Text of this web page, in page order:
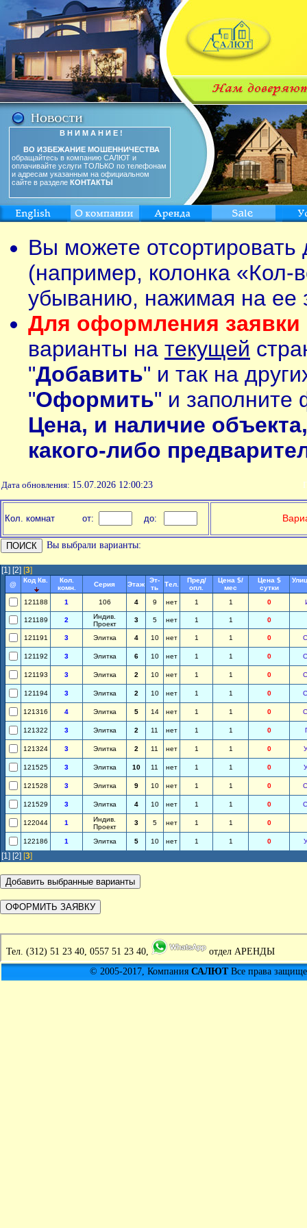
В Н И М А Н И Е !
ВО ИЗБЕЖАНИЕ МОШЕННИЧЕСТВА
обращайтесь в компанию САЛЮТ и
оплачивайте услуги ТОЛЬКО по телефонам
и адресам указанным на официальном
сайте в разделе КОНТАКТЫ
Вы можете
(например, колонка «Кол-
убыванию, нажимая на ее
Для оформления заявки
варианты на текущей
"Добавить" и так на
"Оформить" и заполните
Цена, и наличие
какого-либо
Дата обновления: 15.07.2026 12:00:23
Кол. комнат от: до:
Вы выбрали варианты:
[1] [2] [3]
@
Код Кв.
Кол.
комн.
Серия Этаж
Эт-
ть
Тел.
Пред/
опл.
Цена $/
мес
Цена $
сутки
121188 1 106 4 9 нет 1 1 0
121189 2
Индив.
Проект
3 5 нет 1 1 0
121191 3 Элитка 4 10 нет 1 1 0
121192 3 Элитка 6 10 нет 1 1 0
121193 3 Элитка 2 10 нет 1 1 0
121194 3 Элитка 2 10 нет 1 1 0
121316 4 Элитка 5 14 нет 1 1 0
121322 3 Элитка 2 11 нет 1 1 0
121324 3 Элитка 2 11 нет 1 1 0
121525 3 Элитка 10 11 нет 1 1 0
121528 3 Элитка 9 10 нет 1 1 0
121529 3 Элитка 4 10 нет 1 1 0
122044 1
Индив.
Проект
3 5 нет 1 1 0
122186 1 Элитка 5 10 нет 1 1 0
[1] [2] [3]
Тел. (312) 51 23 40, 0557 51 23 40,
отдел АРЕНДЫ
© 2005-2017, Компания САЛЮТВсе права